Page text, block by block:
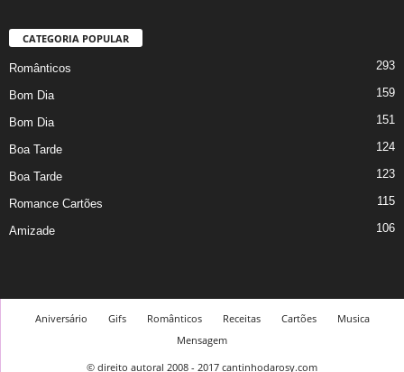
CATEGORIA POPULAR
Românticos 293
Bom Dia 159
Bom Dia 151
Boa Tarde 124
Boa Tarde 123
Romance Cartões 115
Amizade 106
Aniversário Gifs Românticos Receitas Cartões
Musica
Mensagem
© direito autoral 2008 - 2017 cantinhodarosy.com